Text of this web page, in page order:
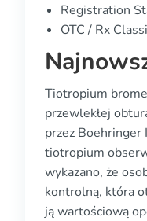
Registration
OTC / Rx
Tiotropium
przewlekłej
przez Boehringer
tiotropium
wykazano, że
kontrolną, która
ją wartościową